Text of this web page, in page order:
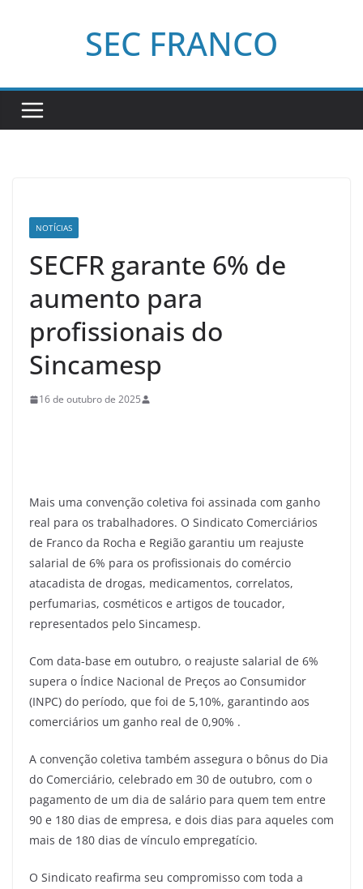
SEC FRANCO
NOTÍCIAS
SECFR garante 6% de
aumento para
profissionais do
Sincamesp
16 de outubro de 2025
Mais uma convenção coletiva foi assinada com ganho
real para os trabalhadores. O Sindicato Comerciários
de Franco da Rocha e Região garantiu um reajuste
salarial de 6% para os profissionais do comércio
atacadista de drogas, medicamentos, correlatos,
perfumarias, cosméticos e artigos de toucador,
representados pelo Sincamesp.
Com data-base em outubro, o reajuste salarial de 6%
supera o Índice Nacional de Preços ao Consumidor
(INPC) do período, que foi de 5,10%, garantindo aos
comerciários um ganho real de 0,90% .
A convenção coletiva também assegura o bônus do Dia
do Comerciário, celebrado em 30 de outubro, com o
pagamento de um dia de salário para quem tem entre
90 e 180 dias de empresa, e dois dias para aqueles com
mais de 180 dias de vínculo empregatício.
O Sindicato reafirma seu compromisso com toda a